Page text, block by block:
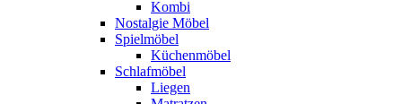
Kombi
Nostalgie Möbel
Spielmöbel
Küchenmöbel
Schlafmöbel
Liegen